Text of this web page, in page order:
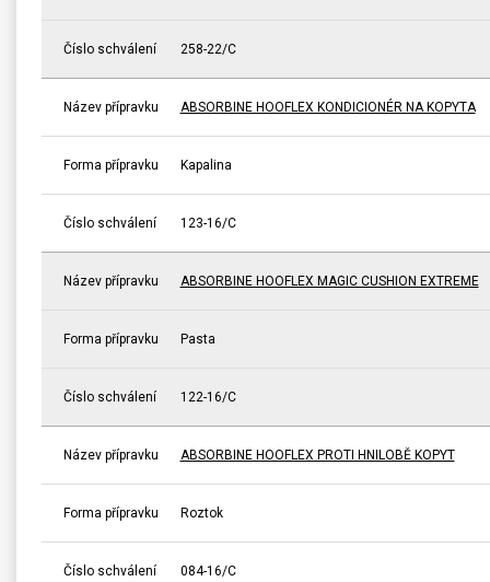
Číslo schválení 258-22/C
Název přípravku ABSORBINE HOOFLEX KONDICIONÉR NA KOPYTA
Forma přípravku Kapalina
Číslo schválení 123-16/C
Název přípravku ABSORBINE HOOFLEX MAGIC CUSHION EXTREME
Forma přípravku Pasta
Číslo schválení 122-16/C
Název přípravku ABSORBINE HOOFLEX PROTI HNILOBĚ KOPYT
Forma přípravku Roztok
Číslo schválení 084-16/C